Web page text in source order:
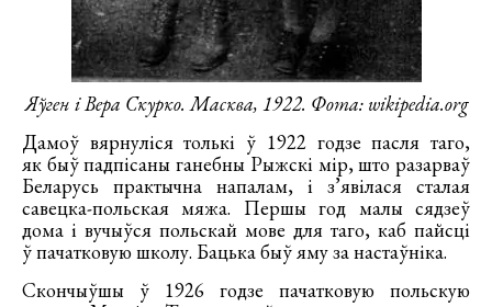
Яўген і Вера Скурко. Масква, 1922. Фота: wikipedia.org
Дамоў вярнуліся толькі ў 1922 годзе пасля таго,
як быў падпісаны ганебны Рыжскі мір, што разарваў
Беларусь практычна напалам, і з’явілася сталая
савецка-польская мяжа. Першы год малы сядзеў
дома і вучыўся польскай мове для таго, каб пайсці
ў пачатковую школу. Бацька быў яму за настаўніка.
Скончыўшы ў 1926 годзе пачатковую польскую